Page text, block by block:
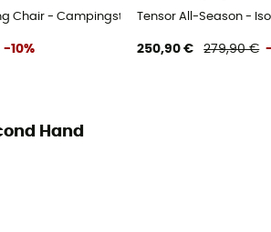
Chair - Campingstuhl
-10%
Tensor All-Season -
250,90 € 279,90 €
Hand